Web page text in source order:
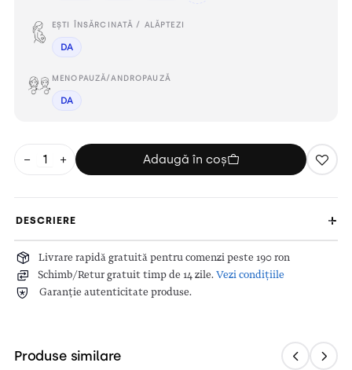
EȘTI ÎNSĂRCINATĂ / ALĂPTEZI
DA
MENOPAUZĂ/ANDROPAUZĂ
DA
− + Adaugă în coș
DESCRIERE
Livrare rapidă gratuită pentru comenzi peste 190 ron
Schimb/Retur gratuit timp de 14 zile. Vezi condițiile
Garanție autenticitate produse.
Produse similare